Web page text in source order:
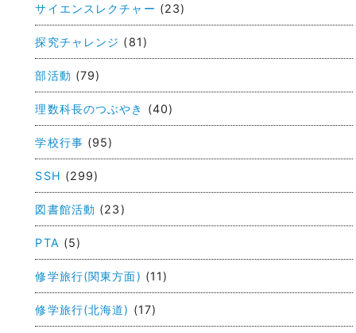
ナ
ビ
ゲ
ー
シ
ョ
ン
サイエンスレクチャー (23)
探究チャレンジ (81)
部活動 (79)
理数科長のつぶやき (40)
学校行事 (95)
SSH (299)
図書館活動 (23)
PTA (5)
修学旅行(関東方面) (11)
修学旅行(北海道) (17)